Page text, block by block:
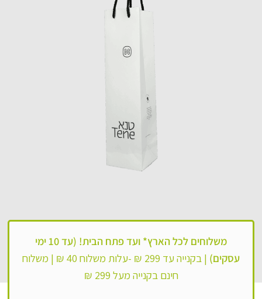
משלוחים לכל הארץ*
ועד פתח הבית! (עד 10 ימי
עסקים) | בקנייה עד 299 ₪ -עלות משלוח 40 ₪ |
משלוח
חינם בקנייה מעל 299 ₪